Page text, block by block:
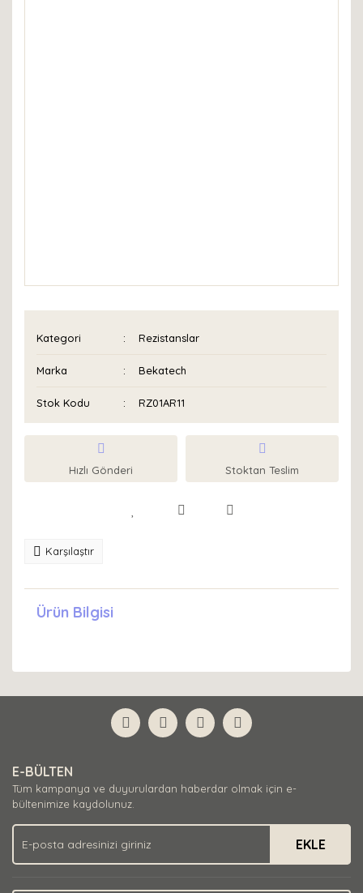
Kategori Rezistanslar
Marka Bekatech
Stok Kodu RZ01AR11
Hızlı Gönderi Stoktan Teslim
Karşılaştır
Ürün Bilgisi
E-BÜLTEN
Tüm kampanya ve duyurulardan haberdar olmak için e-
bültenimize kaydolunuz.
EKLE